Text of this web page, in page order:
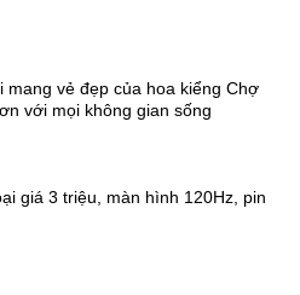
mang vẻ đẹp của hoa kiểng Chợ
với mọi không gian sống
giá 3 triệu, màn hình 120Hz, pin